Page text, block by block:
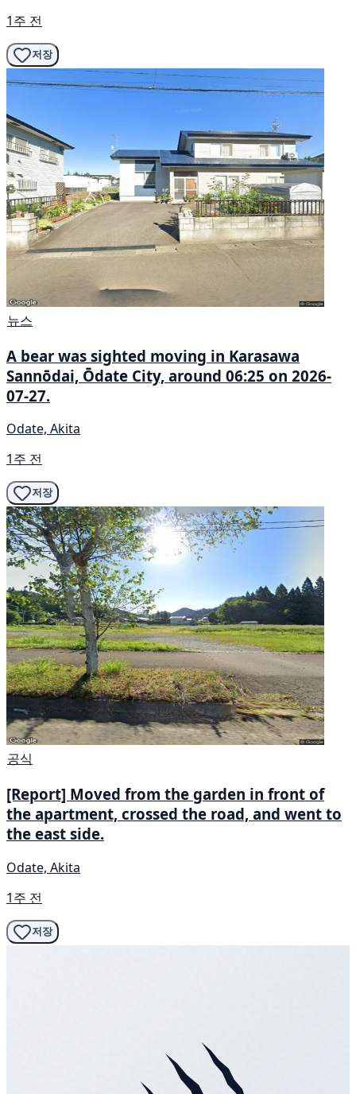
1주 전
저장
뉴스
A bear was sighted moving in Karasawa
Sannōdai, Ōdate City, around 06:25 on 2026-
07-27.
Odate, Akita
1주 전
저장
공식
[Report] Moved from the garden in front of
the apartment, crossed the road, and went to
the east side.
Odate, Akita
1주 전
저장